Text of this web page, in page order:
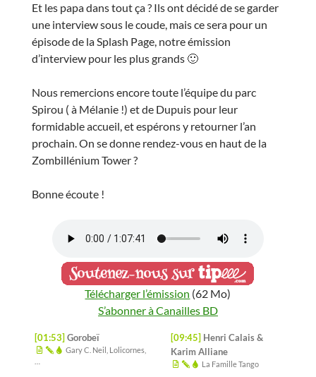
Et les papa dans tout ça ? Ils ont décidé de se garder
une interview sous le coude, mais ce sera pour un
épisode de la Splash Page, notre émission
d’interview pour les plus grands 🙂
Nous remercions encore toute l’équipe du parc
Spirou ( à Mélanie !) et de Dupuis pour leur
formidable accueil, et espérons y retourner l’an
prochain. On se donne rendez-vous en haut de la
Zombillénium Tower ?
Bonne écoute !
Télécharger l’émission (62 Mo)
S’abonner à Canailles BD
[01:53] Gorobeï
Gary C. Neil, Lolicornes,
[09:45] Henri Calais &
Karim Alliane
La Famille Tango